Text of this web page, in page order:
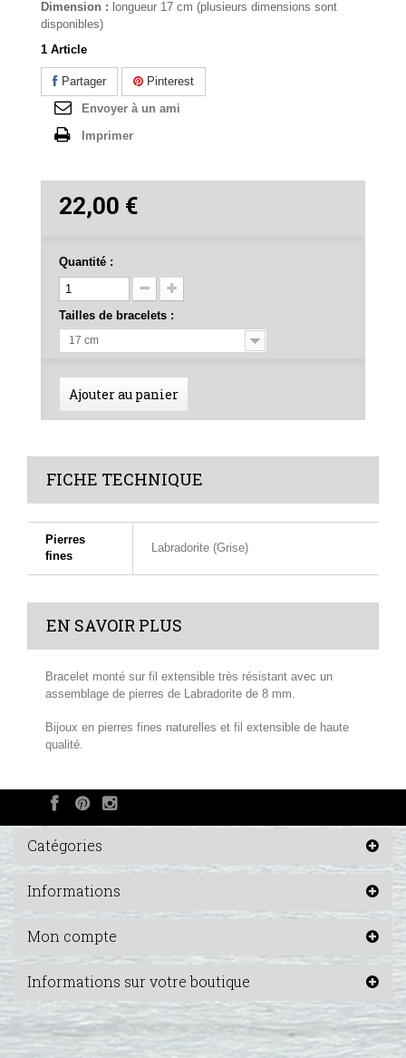
Dimension : longueur 17 cm (plusieurs dimensions sont
disponibles)
1 Article
Partager
Pinterest
Envoyer à un ami
Imprimer
22,00 €
Quantité :
Tailles de bracelets :
17 cm
Ajouter au panier
FICHE TECHNIQUE
Pierres
fines
Labradorite (Grise)
EN SAVOIR PLUS
Bracelet monté sur fil extensible très résistant avec un
assemblage de pierres de Labradorite de 8 mm.
Bijoux en pierres fines naturelles et fil extensible de haute
qualité.
Catégories
Informations
Mon compte
Informations sur votre boutique